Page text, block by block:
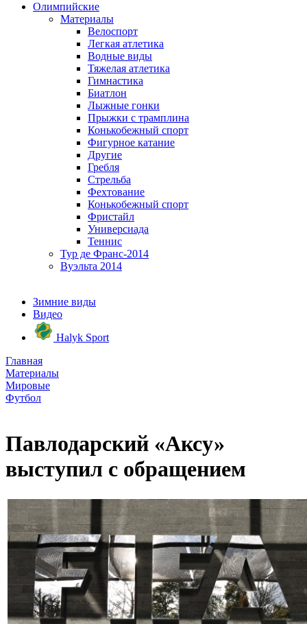
Олимпийские
Материалы
Велоспорт
Легкая атлетика
Водные виды
Тяжелая атлетика
Гимнастика
Биатлон
Лыжные гонки
Прыжки с трамплина
Конькобежный спорт
Фигурное катание
Другие
Гребля
Стрельба
Фехтование
Конькобежный спорт
Фристайл
Универсиада
Теннис
Тур де Франс-2014
Вуэльта 2014
Зимние виды
Видео
Halyk Sport
Главная
Материалы
Мировые
Футбол
Павлодарский «Аксу»
выступил с обращением